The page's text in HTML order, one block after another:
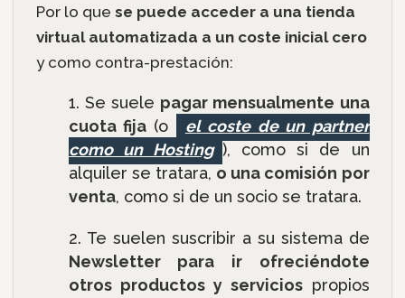
Por lo que se puede acceder a una tienda
virtual automatizada a un coste inicial cero
y como contra-prestación:
Se suele pagar mensualmente una
cuota fija(o
el coste de un partner
como un Hosting ), como si de un
alquiler se tratara, o una comisión por
venta, como si de un socio se tratara.
Te suelen suscribir a su sistema de
Newsletter para ir ofreciéndote
otros productos y serviciospropios